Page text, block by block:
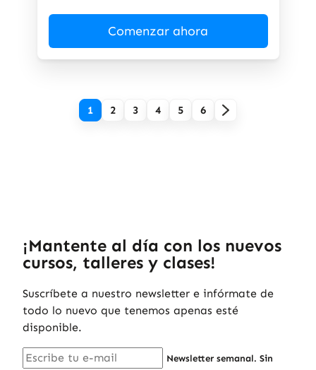
Comenzar ahora
1 2 3 4 5 6
¡Mantente al día con los nuevos
cursos, talleres y clases!
Suscríbete a nuestro newsletter e infórmate de
todo lo nuevo que tenemos apenas esté
disponible.
Newsletter semanal. Sin